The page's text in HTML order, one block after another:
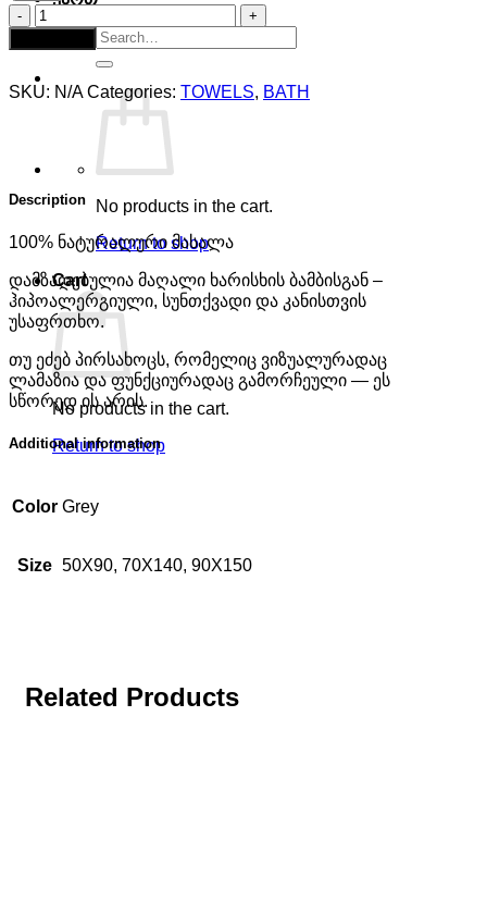
Search
for:
No products in the cart.
Return to shop
Cart
No products in the cart.
Return to shop
ორმხრივი
პირსახოცი
quantity
SKU: N/A Categories: TOWELS, BATH
Description
100% ნატურალური მასალა
დამზადებულია მაღალი ხარისხის ბამბისგან –
ჰიპოალერგიული, სუნთქვადი და კანისთვის
უსაფრთხო.
თუ ეძებ პირსახოცს, რომელიც ვიზუალურადაც
ლამაზია და ფუნქციურადაც გამორჩეული — ეს
სწორედ ის არის.
Additional information
Color Grey
Size 50X90, 70X140, 90X150
Related Products